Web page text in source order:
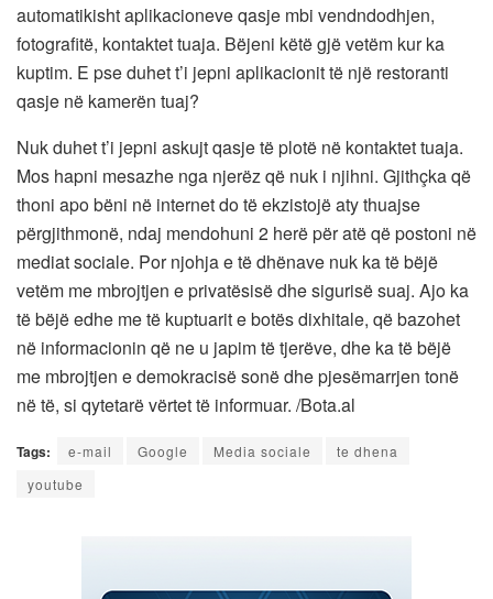
automatikisht aplikacioneve qasje mbi vendndodhjen,
fotografitë, kontaktet tuaja. Bëjeni këtë gjë vetëm kur ka
kuptim. E pse duhet t’i jepni aplikacionit të një restoranti
qasje në kamerën tuaj?
Nuk duhet t’i jepni askujt qasje të plotë në kontaktet tuaja.
Mos hapni mesazhe nga njerëz që nuk i njihni. Gjithçka që
thoni apo bëni në internet do të ekzistojë aty thuajse
përgjithmonë, ndaj mendohuni 2 herë për atë që postoni në
mediat sociale. Por njohja e të dhënave nuk ka të bëjë
vetëm me mbrojtjen e privatësisë dhe sigurisë suaj. Ajo ka
të bëjë edhe me të kuptuarit e botës dixhitale, që bazohet
në informacionin që ne u japim të tjerëve, dhe ka të bëjë
me mbrojtjen e demokracisë sonë dhe pjesëmarrjen tonë
në të, si qytetarë vërtet të informuar. /Bota.al
Tags: e-mail Google Media sociale
te dhena
youtube